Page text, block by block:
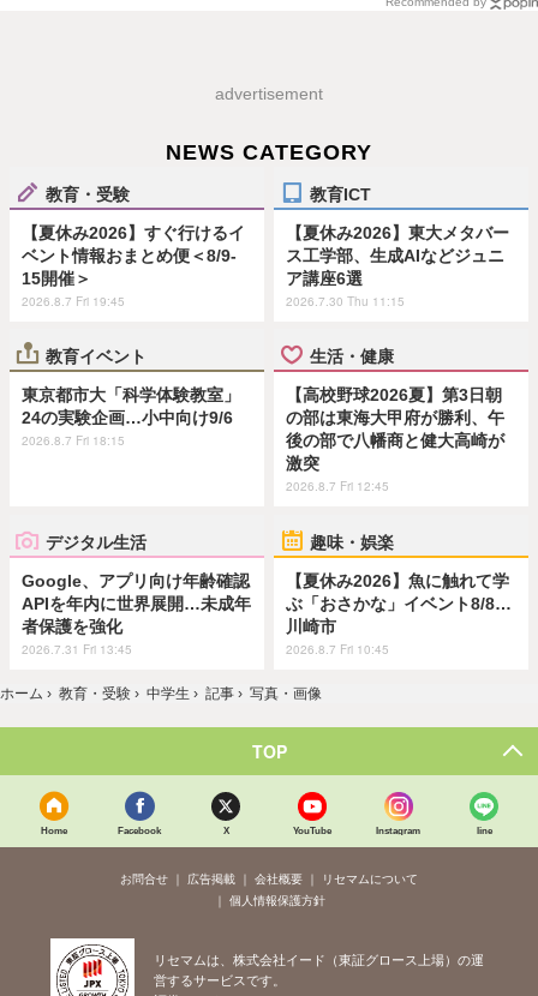
advertisement
NEWS CATEGORY
教育・受験
【夏休み2026】すぐ行けるイ
ベント情報おまとめ便＜8/9-
15開催＞
2026.8.7 Fri 19:45
教育ICT
【夏休み2026】東大メタバー
ス工学部、生成AIなどジュニ
ア講座6選
2026.7.30 Thu 11:15
教育イベント
東京都市大「科学体験教室」
24の実験企画…小中向け9/6
2026.8.7 Fri 18:15
生活・健康
【高校野球2026夏】第3日朝
の部は東海大甲府が勝利、午
後の部で八幡商と健大高崎が
激突
2026.8.7 Fri 12:45
デジタル生活
Google、アプリ向け年齢確認
APIを年内に世界展開…未成年
者保護を強化
2026.7.31 Fri 13:45
趣味・娯楽
【夏休み2026】魚に触れて学
ぶ「おさかな」イベント8/8…
川崎市
2026.8.7 Fri 10:45
ホーム › 教育・受験 › 中学生 › 記事 › 写真・画像
TOP
Home Facebook X YouTube Instagram line
お問合せ 広告掲載 会社概要
リセマムについて
個人情報保護方針
リセマムは、株式会社イード（東証グロース上場）の運
営するサービスです。